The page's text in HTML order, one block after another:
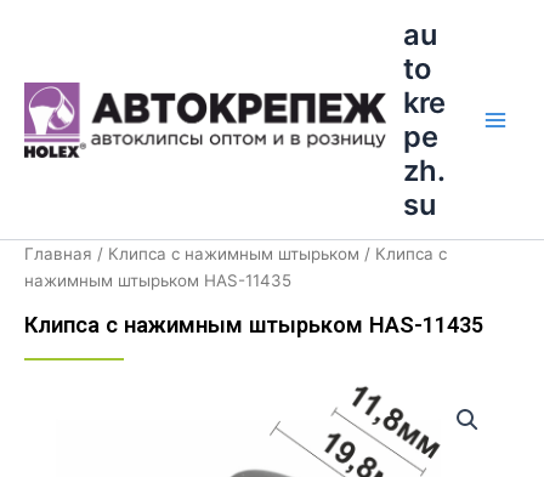
au
to
kre
pe
zh.
su
Главная / Клипса с нажимным штырьком / Клипса с
нажимным штырьком HAS-11435
Клипса с нажимным штырьком HAS-11435